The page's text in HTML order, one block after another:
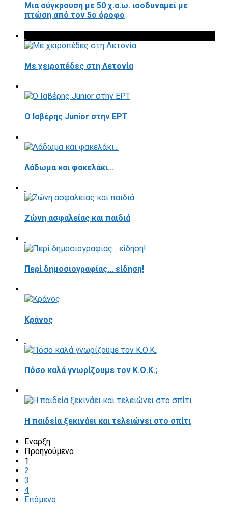
Μια σύγκρουση με 50 χ.α.ω. ισοδυναμεί με
πτώση από τον 5ο όροφο
Με χειροπέδες στη Λετονία
Ο Ιαβέρης Junior στην ΕΡΤ
Λάδωμα και φακελάκι...
Ζώνη ασφαλείας και παιδιά
Περί δημοσιογραφίας... είδηση!
Κράνος
Πόσο καλά γνωρίζουμε τον Κ.Ο.Κ.;
Η παιδεία ξεκινάει και τελειώνει στο σπίτι
Έναρξη
Προηγούμενο
1
2
3
4
Επόμενο